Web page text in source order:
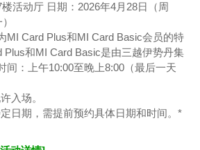
活动厅 日期：2026年4月28日（周
MI Card Plus和MI Card Basic会员的特
Plus和MI Card Basic是由三越伊势丹集
间：上午10:00至晚上8:00（最后一天
入场。
日期，需提前预约具体日期和时间。*